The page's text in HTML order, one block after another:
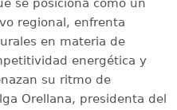
se posiciona como un
regional, enfrenta
en materia de
energética y
su ritmo de
Orellana, presidenta del